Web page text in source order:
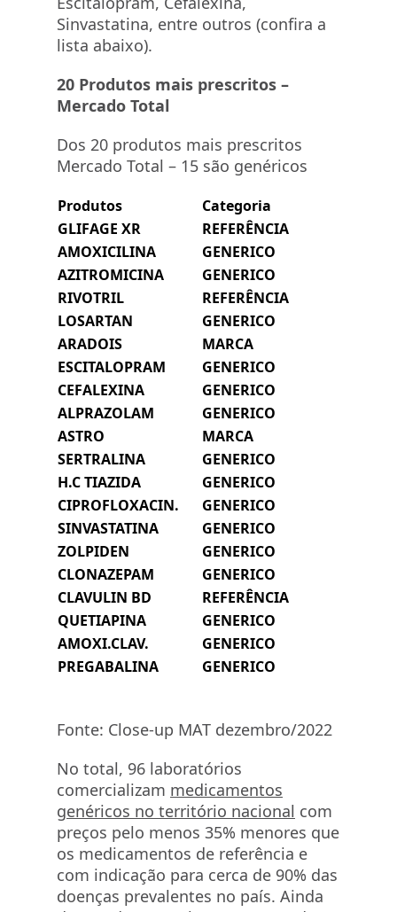
Sinvastatina, entre outros (confira a
lista abaixo).
20 Produtos mais prescritos –
Mercado Total
Dos 20 produtos mais prescritos
Mercado Total – 15 são genéricos
Produtos
Categoria
GLIFAGE XR
REFERÊNCIA
AMOXICILINA
GENERICO
AZITROMICINA
GENERICO
RIVOTRIL
REFERÊNCIA
LOSARTAN
GENERICO
ARADOIS
MARCA
ESCITALOPRAM
GENERICO
CEFALEXINA
GENERICO
ALPRAZOLAM
GENERICO
ASTRO
MARCA
SERTRALINA
GENERICO
H.C TIAZIDA
GENERICO
CIPROFLOXACIN.
GENERICO
SINVASTATINA
GENERICO
ZOLPIDEN
GENERICO
CLONAZEPAM
GENERICO
CLAVULIN BD
REFERÊNCIA
QUETIAPINA
GENERICO
AMOXI.CLAV.
GENERICO
PREGABALINA
GENERICO
Fonte: Close-up MAT dezembro/2022
No total, 96 laboratórios
comercializam medicamentos
genéricos no território nacional com
preços pelo menos 35% menores que
os medicamentos de referência e
com indicação para cerca de 90% das
doenças prevalentes no país. Ainda